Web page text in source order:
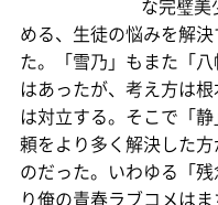
める、生徒の悩みを解
た。「雪乃」もまた「
はあったが、考え方は
は対立する。そこで「
頼をより多く解決した
のだった。いわゆる「
り俺の青春ラブコメは